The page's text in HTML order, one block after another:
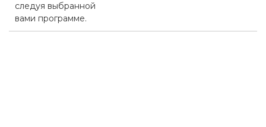
следуя выбранной
вами программе.